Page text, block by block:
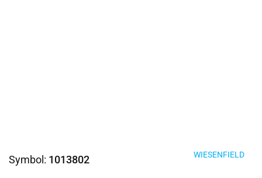
Symbol: 1013802 WIESENFIELD